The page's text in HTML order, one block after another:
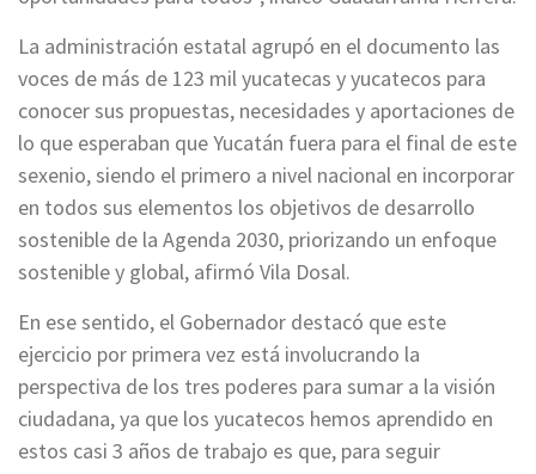
La administración estatal agrupó en el documento las
voces de más de 123 mil yucatecas y yucatecos para
conocer sus propuestas, necesidades y aportaciones de
lo que esperaban que Yucatán fuera para el final de este
sexenio, siendo el primero a nivel nacional en incorporar
en todos sus elementos los objetivos de desarrollo
sostenible de la Agenda 2030, priorizando un enfoque
sostenible y global, afirmó Vila Dosal.
En ese sentido, el Gobernador destacó que este
ejercicio por primera vez está involucrando la
perspectiva de los tres poderes para sumar a la visión
ciudadana, ya que los yucatecos hemos aprendido en
estos casi 3 años de trabajo es que, para seguir